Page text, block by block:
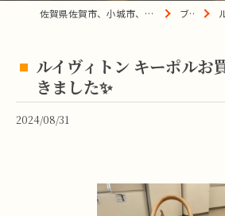
佐賀県佐賀市、小城市、杵島郡の買取は宝の蔵へ ブログ
ルイヴィトン キーポルお
きました✨
2024/08/31